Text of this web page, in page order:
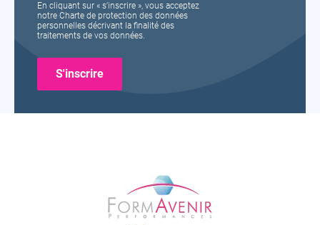
En cliquant sur « s’inscrire », vous acceptez
notre Charte de protection des données
personnelles décrivant la finalité des
traitements de vos données.
Formavenir
Performances